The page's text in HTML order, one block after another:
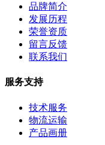
品牌简介
发展历程
荣誉资质
留言反馈
联系我们
服务支持
技术服务
物流运输
产品画册